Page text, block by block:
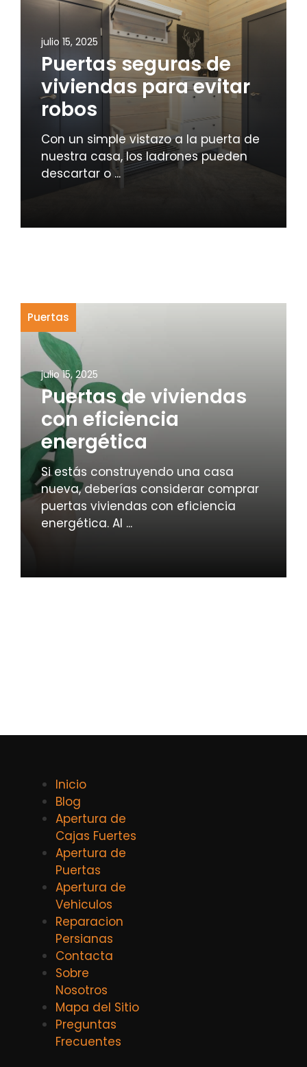
julio 15, 2025
Puertas seguras de
viviendas para evitar
robos
Con un simple vistazo a la puerta de
nuestra casa, los ladrones pueden
descartar o ...
Puertas
julio 15, 2025
Puertas de viviendas
con eficiencia
energética
Si estás construyendo una casa
nueva, deberías considerar comprar
puertas viviendas con eficiencia
energética. Al ...
Inicio
Blog
Apertura de
Cajas Fuertes
Apertura de
Puertas
Apertura de
Vehiculos
Reparacion
Persianas
Contacta
Sobre
Nosotros
Mapa del Sitio
Preguntas
Frecuentes